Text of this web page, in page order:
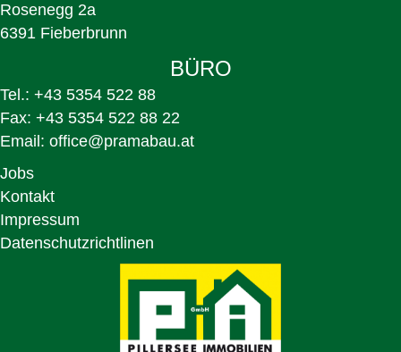
Rosenegg 2a
6391 Fieberbrunn
BÜRO
Tel.: +43 5354 522 88
Fax: +43 5354 522 88 22
Email: office@pramabau.at
Jobs
Kontakt
Impressum
Datenschutzrichtlinen